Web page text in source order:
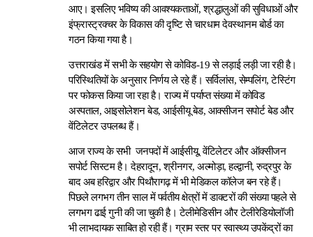
आए। इसलिए भविष्य की आवश्यकताओं, श्रद्धालुओं की सुविधाओं और
इंफ्रास्ट्रक्चर के विकास की दृष्टि से चारधाम देवस्थानम बोर्ड का
गठन किया गया है।
उत्तराखंड में सभी के सहयोग से कोविड-19 से लड़ाई लड़ी जा रही है।
परिस्थितियों के अनुसार निर्णय ले रहे हैं। सर्विलांस, सेम्पलिंग, टेस्टिंग
पर फोकस किया जा रहा है। राज्य में पर्याप्त संख्या में कोविड
अस्पताल, आइसोलेशन बेड, आईसीयू बेड, आक्सीजन सपोर्ट बेड और
वेंटिलेटर उपलब्ध हैं।
आज राज्य के सभी जनपदों में आईसीयू, वेंटिलेटर और ऑक्सीजन
सपोर्ट सिस्टम है। देहरादून, श्रीनगर, अल्मोड़ा, हल्द्वानी, रुद्रपुर के
बाद अब हरिद्वार और पिथौरागढ़ में भी मेडिकल कॉलेज बन रहे हैं।
पिछले लगभग तीन साल में पर्वतीय क्षेत्रों में डाक्टरों की संख्या पहले से
लगभग ढाई गुनी की जा चुकी है। टेलीमेडिसीन और टेलीरेडियोलॉजी
भी लाभदायक साबित हो रही हैं। ग्राम स्तर पर स्वास्थ्य उपकेंद्रों का